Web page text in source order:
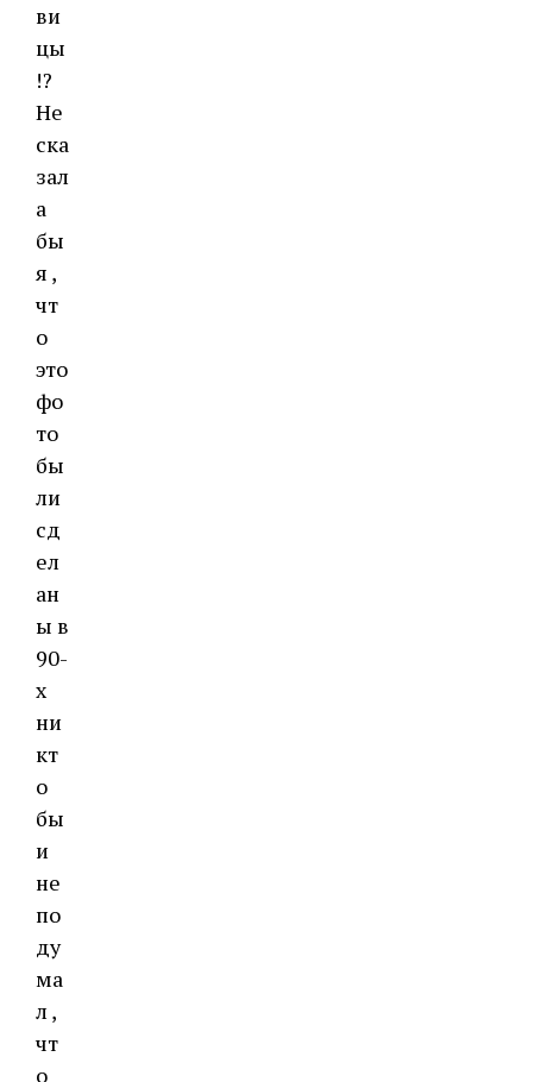
ви
цы
!?
Не
ска
зал
а
бы
я ,
чт
о
это
фо
то
бы
ли
сд
ел
ан
ы в
90-
х
ни
кт
о
бы
и
не
по
ду
ма
л ,
чт
о